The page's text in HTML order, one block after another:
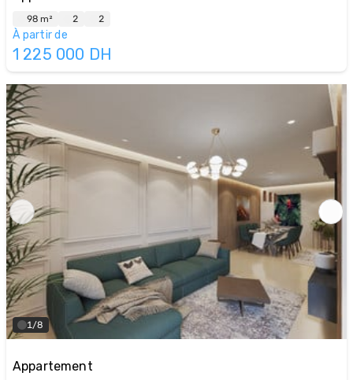
98 m² 2 2
À partir de
1 225 000 DH
1/8
Appartement